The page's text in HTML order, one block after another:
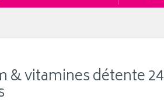
& vitamines détente 24